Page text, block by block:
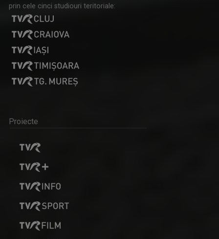
prin cele cinci studiouri teritoriale:
Proiecte